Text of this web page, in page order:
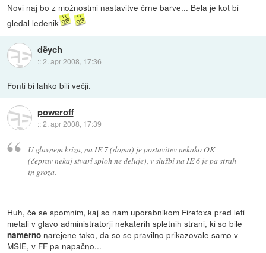
Novi naj bo z možnostmi nastavitve črne barve... Bela je kot bi
gledal ledenik
dëych
::2. apr 2008, 17:36
Fonti bi lahko bili večji.
poweroff
::2. apr 2008, 17:39
U glavnem kriza, na IE 7 (doma) je postavitev nekako OK
(čeprav nekaj stvari sploh ne deluje), v službi na IE 6 je pa strah
in groza.
Huh, če se spomnim, kaj so nam uporabnikom Firefoxa pred leti
metali v glavo administratorji nekaterih spletnih strani, ki so bile
namerno narejene tako, da so se pravilno prikazovale samo v
MSIE, v FF pa napačno...